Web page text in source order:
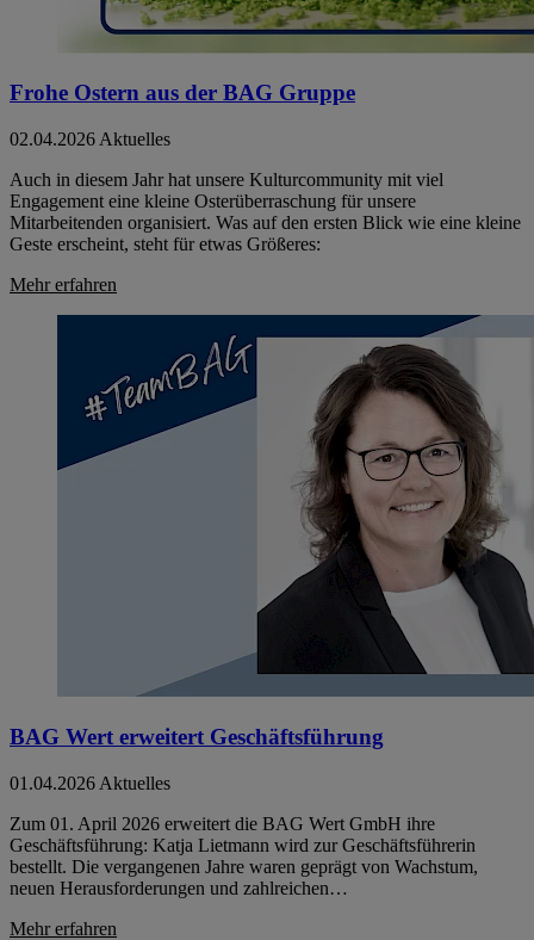
Frohe Ostern aus der BAG Gruppe
02.04.2026 Aktuelles
Auch in diesem Jahr hat unsere Kulturcommunity mit viel
Engagement eine kleine Osterüberraschung für unsere
Mitarbeitenden organisiert. Was auf den ersten Blick wie eine kleine
Geste erscheint, steht für etwas Größeres:
Mehr erfahren
BAG Wert erweitert Geschäftsführung
01.04.2026 Aktuelles
Zum 01. April 2026 erweitert die BAG Wert GmbH ihre
Geschäftsführung: Katja Lietmann wird zur Geschäftsführerin
bestellt. Die vergangenen Jahre waren geprägt von Wachstum,
neuen Herausforderungen und zahlreichen…
Mehr erfahren